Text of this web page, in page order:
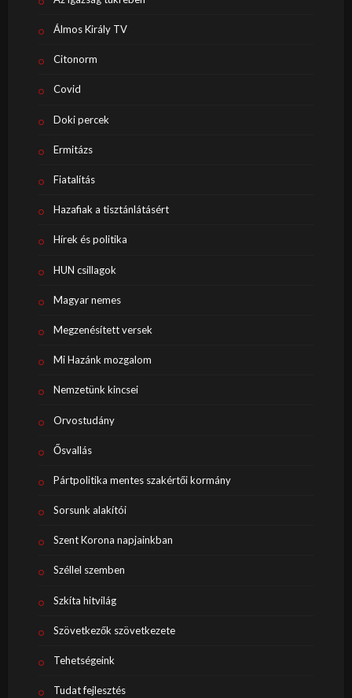
Álmos Király TV
Citonorm
Covid
Doki percek
Ermitázs
Fiatalítás
Hazafiak a tisztánlátásért
Hírek és politika
HUN csillagok
Magyar nemes
Megzenésített versek
Mi Hazánk mozgalom
Nemzetünk kincsei
Orvostudány
Ősvallás
Pártpolitika mentes szakértői kormány
Sorsunk alakítói
Szent Korona napjainkban
Széllel szemben
Szkíta hitvilág
Szövetkezők szövetkezete
Tehetségeink
Tudat fejlesztés